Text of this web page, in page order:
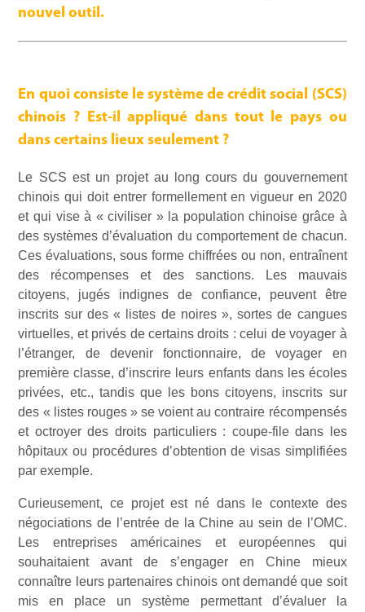
nouvel outil.
En quoi consiste le système de crédit social (SCS)
chinois ? Est-il appliqué dans tout le pays ou
dans certains lieux seulement ?
Le SCS est un projet au long cours du gouvernement
chinois qui doit entrer formellement en vigueur en 2020
et qui vise à « civiliser » la population chinoise grâce à
des systèmes d’évaluation du comportement de chacun.
Ces évaluations, sous forme chiffrées ou non, entraînent
des récompenses et des sanctions. Les mauvais
citoyens, jugés indignes de confiance, peuvent être
inscrits sur des « listes de noires », sortes de cangues
virtuelles, et privés de certains droits : celui de voyager à
l’étranger, de devenir fonctionnaire, de voyager en
première classe, d’inscrire leurs enfants dans les écoles
privées, etc., tandis que les bons citoyens, inscrits sur
des « listes rouges » se voient au contraire récompensés
et octroyer des droits particuliers : coupe-file dans les
hôpitaux ou procédures d’obtention de visas simplifiées
par exemple.
Curieusement, ce projet est né dans le contexte des
négociations de l’entrée de la Chine au sein de l’OMC.
Les entreprises américaines et européennes qui
souhaitaient avant de s’engager en Chine mieux
connaître leurs partenaires chinois ont demandé que soit
mis en place un système permettant d’évaluer la